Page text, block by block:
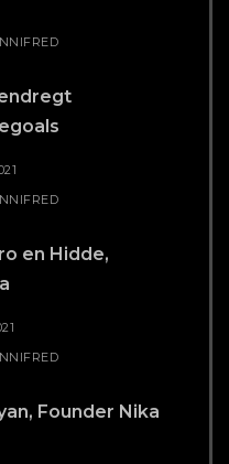
en Hidde,
Founder Nika